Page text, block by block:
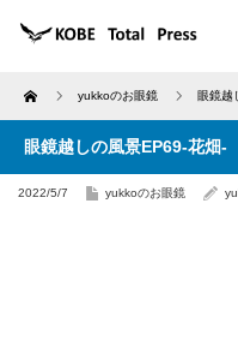
Home yukkoのお眼鏡 眼鏡越
眼鏡越しの風景EP69-花畑-
2022/5/7 yukkoのお眼鏡